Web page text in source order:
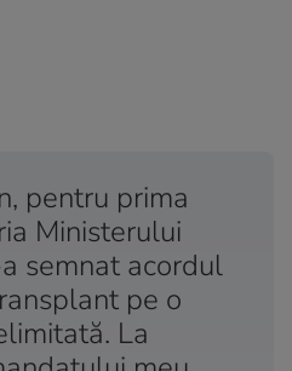
pentru prima
Ministerului
semnat acordul
pe o
La